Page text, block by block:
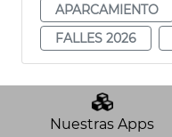
APARCAMIENTO
FALLES 2026
Nuestras Apps